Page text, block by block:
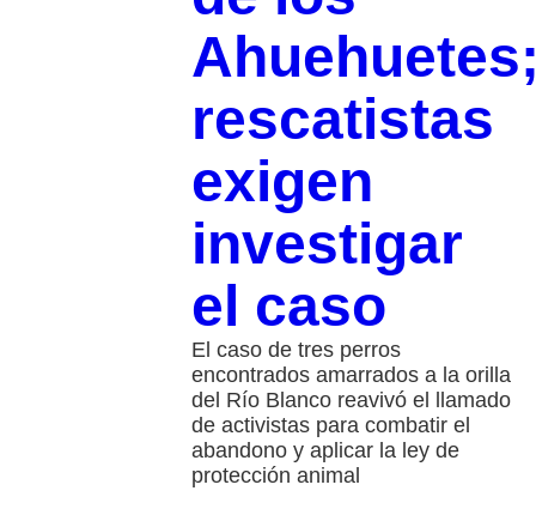
rescatistas
exigen
investigar
el caso
El caso de tres perros
encontrados amarrados a la orilla
del Río Blanco reavivó el llamado
de activistas para combatir el
abandono y aplicar la ley de
protección animal